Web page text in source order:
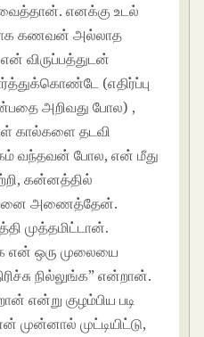
எனக்கு உடல்
கணவன் அல்லாத
விருப்பத்துடன்
(எதிர்ப்பு
அறிவது போல) ,
கால்களை தடவி
வந்தவன் போல, என் மீது
கன்னத்தில்
அணைத்தேன்.
முத்தமிட்டான்.
என் ஒரு முலையை
நில்லுங்க” என்றான்.
என்று குழம்பிய படி
முன்னால் முட்டியிட்டு,